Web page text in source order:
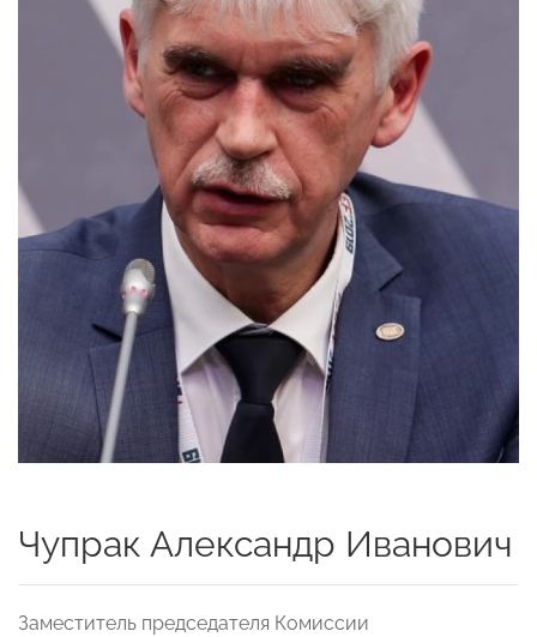
Чупрак Александр Иванович
Заместитель председателя Комиссии